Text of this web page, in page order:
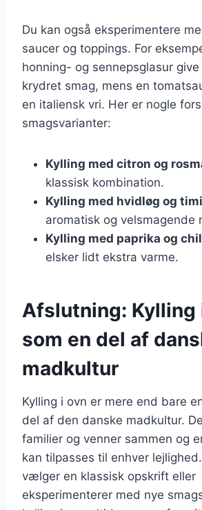
Du kan også eksperimentere
saucer og toppings. For
honning- og sennepsglasur
krydret smag, mens en
en italiensk vri. Her er nogle
smagsvarianter:
Kylling med citron og
klassisk kombination.
Kylling med hvidløg og
aromatisk og velsmagende
Kylling med paprika og
elsker lidt ekstra varme.
Afslutning: Kylling
som en del af
madkultur
Kylling i ovn er mere end bare
del af den danske madkultur.
familier og venner sammen og
kan tilpasses til enhver
vælger en klassisk opskrift eller
eksperimenterer med nye